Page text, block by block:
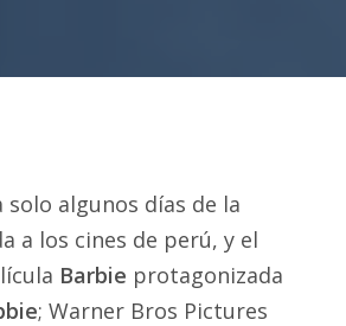
solo algunos días de la
a los cines de perú, y el
Barbie protagonizada
; Warner Bros Pictures